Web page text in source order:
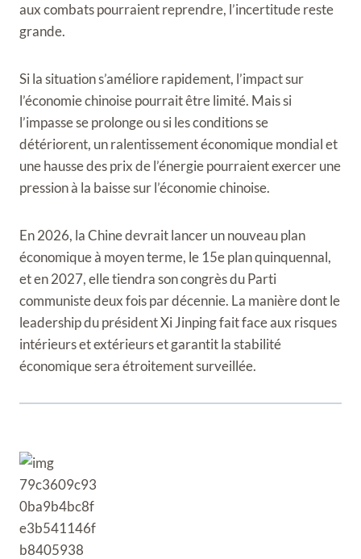
aux combats pourraient reprendre, l’incertitude reste
grande.
Si la situation s’améliore rapidement, l’impact sur
l’économie chinoise pourrait être limité. Mais si
l’impasse se prolonge ou si les conditions se
détériorent, un ralentissement économique mondial et
une hausse des prix de l’énergie pourraient exercer une
pression à la baisse sur l’économie chinoise.
En 2026, la Chine devrait lancer un nouveau plan
économique à moyen terme, le 15e plan quinquennal,
et en 2027, elle tiendra son congrès du Parti
communiste deux fois par décennie. La manière dont le
leadership du président Xi Jinping fait face aux risques
intérieurs et extérieurs et garantit la stabilité
économique sera étroitement surveillée.